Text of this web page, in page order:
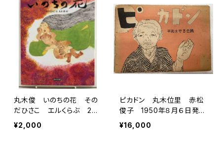
丸木俊 いのちの花 その
だひさこ エルくらぶ 200
3年 初版 解放出版社
¥2,000
ピカドン 丸木位里 赤松
俊子 1950年８月６日発
行 ポツダム書店
¥16,000